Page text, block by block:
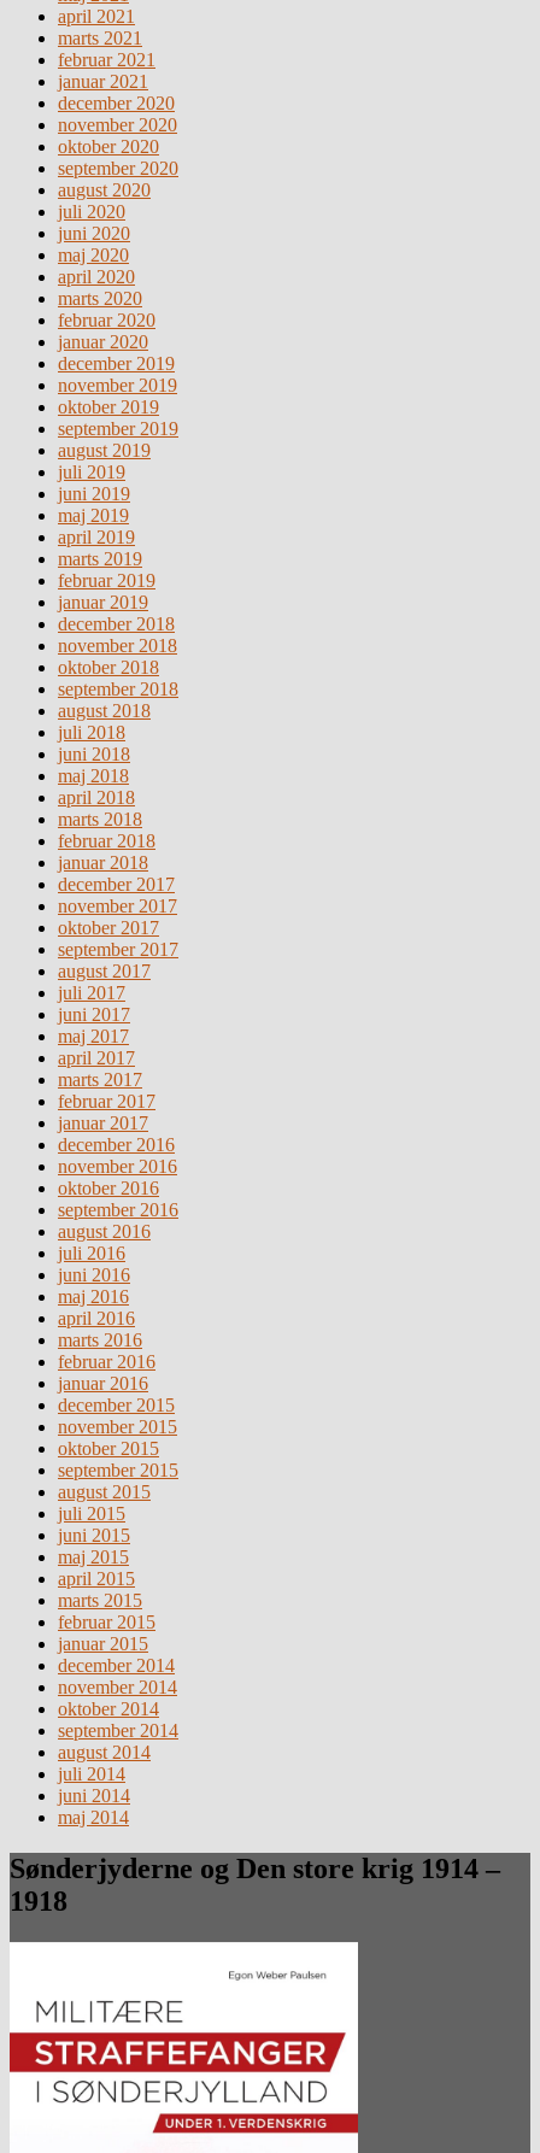
april 2021
marts 2021
februar 2021
januar 2021
december 2020
november 2020
oktober 2020
september 2020
august 2020
juli 2020
juni 2020
maj 2020
april 2020
marts 2020
februar 2020
januar 2020
december 2019
november 2019
oktober 2019
september 2019
august 2019
juli 2019
juni 2019
maj 2019
april 2019
marts 2019
februar 2019
januar 2019
december 2018
november 2018
oktober 2018
september 2018
august 2018
juli 2018
juni 2018
maj 2018
april 2018
marts 2018
februar 2018
januar 2018
december 2017
november 2017
oktober 2017
september 2017
august 2017
juli 2017
juni 2017
maj 2017
april 2017
marts 2017
februar 2017
januar 2017
december 2016
november 2016
oktober 2016
september 2016
august 2016
juli 2016
juni 2016
maj 2016
april 2016
marts 2016
februar 2016
januar 2016
december 2015
november 2015
oktober 2015
september 2015
august 2015
juli 2015
juni 2015
maj 2015
april 2015
marts 2015
februar 2015
januar 2015
december 2014
november 2014
oktober 2014
september 2014
august 2014
juli 2014
juni 2014
maj 2014
Sønderjyderne og Den store krig 1914 –
1918